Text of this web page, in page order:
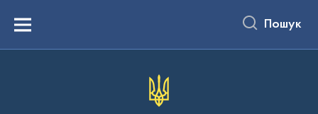
вмістуMenu Пошук